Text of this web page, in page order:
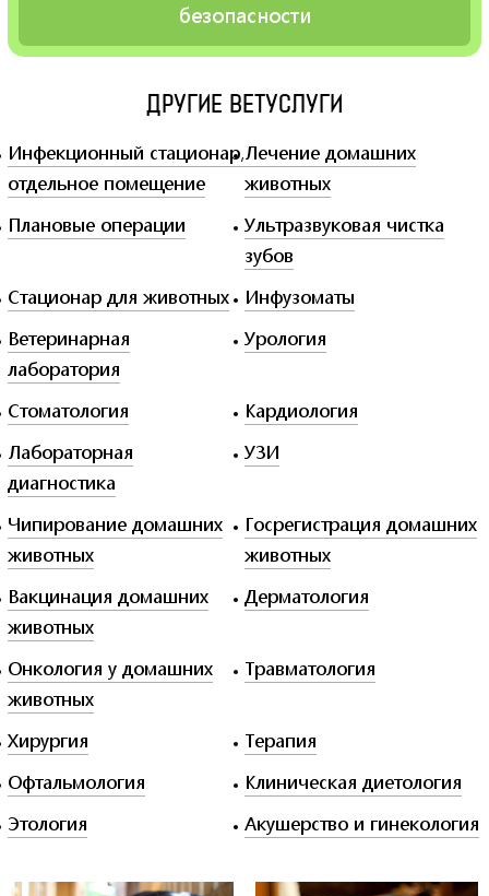
ВЫЗОВ ВРАЧА НА ДОМ
ЦЕНЫ
ВЫЗОВ ВРАЧА НА ДОМ
безопасности
ДРУГИЕ ВЕТУСЛУГИ
Инфекционный стационар,
отдельное помещение
Лечение домашних
животных
Плановые операции
Ультразвуковая чистка
зубов
Стационар для животных
Инфузоматы
Ветеринарная
лаборатория
Урология
Стоматология
Кардиология
Лабораторная
диагностика
УЗИ
Чипирование домашних
животных
Госрегистрация домашних
животных
Вакцинация домашних
животных
Дерматология
Онкология у домашних
животных
Травматология
Хирургия
Терапия
Офтальмология
Клиническая диетология
Этология
Акушерство и гинекология